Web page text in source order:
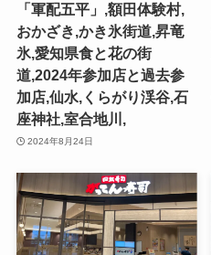
「軍配五平」,額田体験村,
おかざき,かき氷街道,昇竜
氷,愛知県食と花の街
道,2024年参加店と過去参
加店,仙水,くらがり渓谷,石
座神社,室合地川,
2024年8月24日